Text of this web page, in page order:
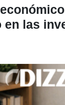
en las